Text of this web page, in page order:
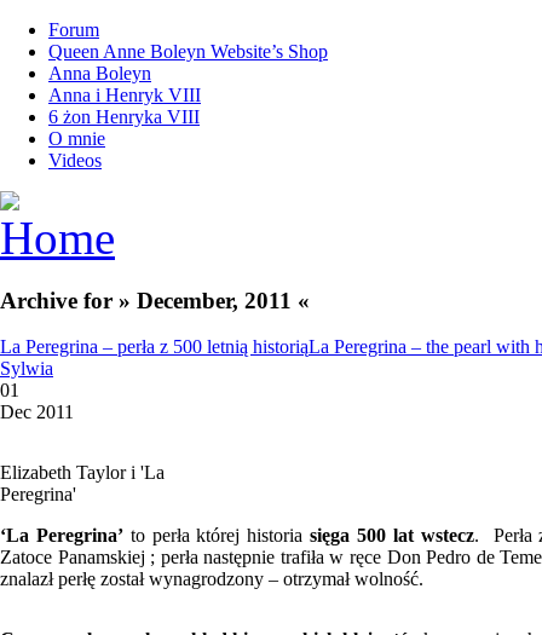
Forum
Queen Anne Boleyn Website’s Shop
Anna Boleyn
Anna i Henryk VIII
6 żon Henryka VIII
O mnie
Videos
Archive for » December, 2011 «
La Peregrina – perła z 500 letnią historiąLa Peregrina – the pearl with
Sylwia
01
Dec 2011
Elizabeth Taylor i 'La
Peregrina'
‘La Peregrina’to perła której historiasięga 500 lat wstecz. Perła
Zatoce Panamskiej ; perła następnie trafiła w ręce Don Pedro de
znalazł perłę został wynagrodzony – otrzymał wolność.